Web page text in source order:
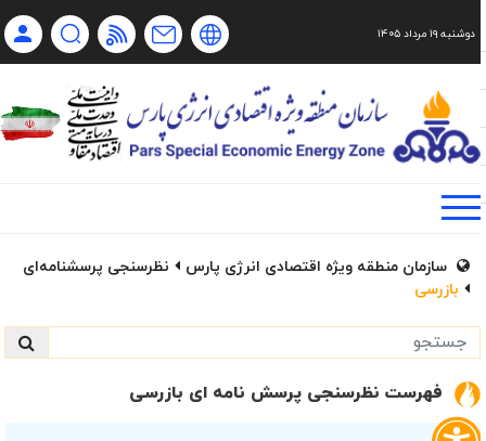
فا Ru Ch
دوشنبه ۱۹ مرداد ۱۴۰۵
سازمان منطقه ویژه اقتصادی انرژی پارس
نظرسنجی پرسشنامه‌ای
بازرسی
فهرست نظرسنجی پرسش نامه ای بازرسی